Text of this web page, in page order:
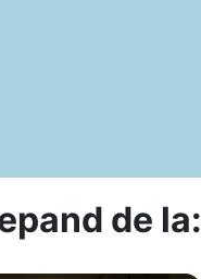
de la: